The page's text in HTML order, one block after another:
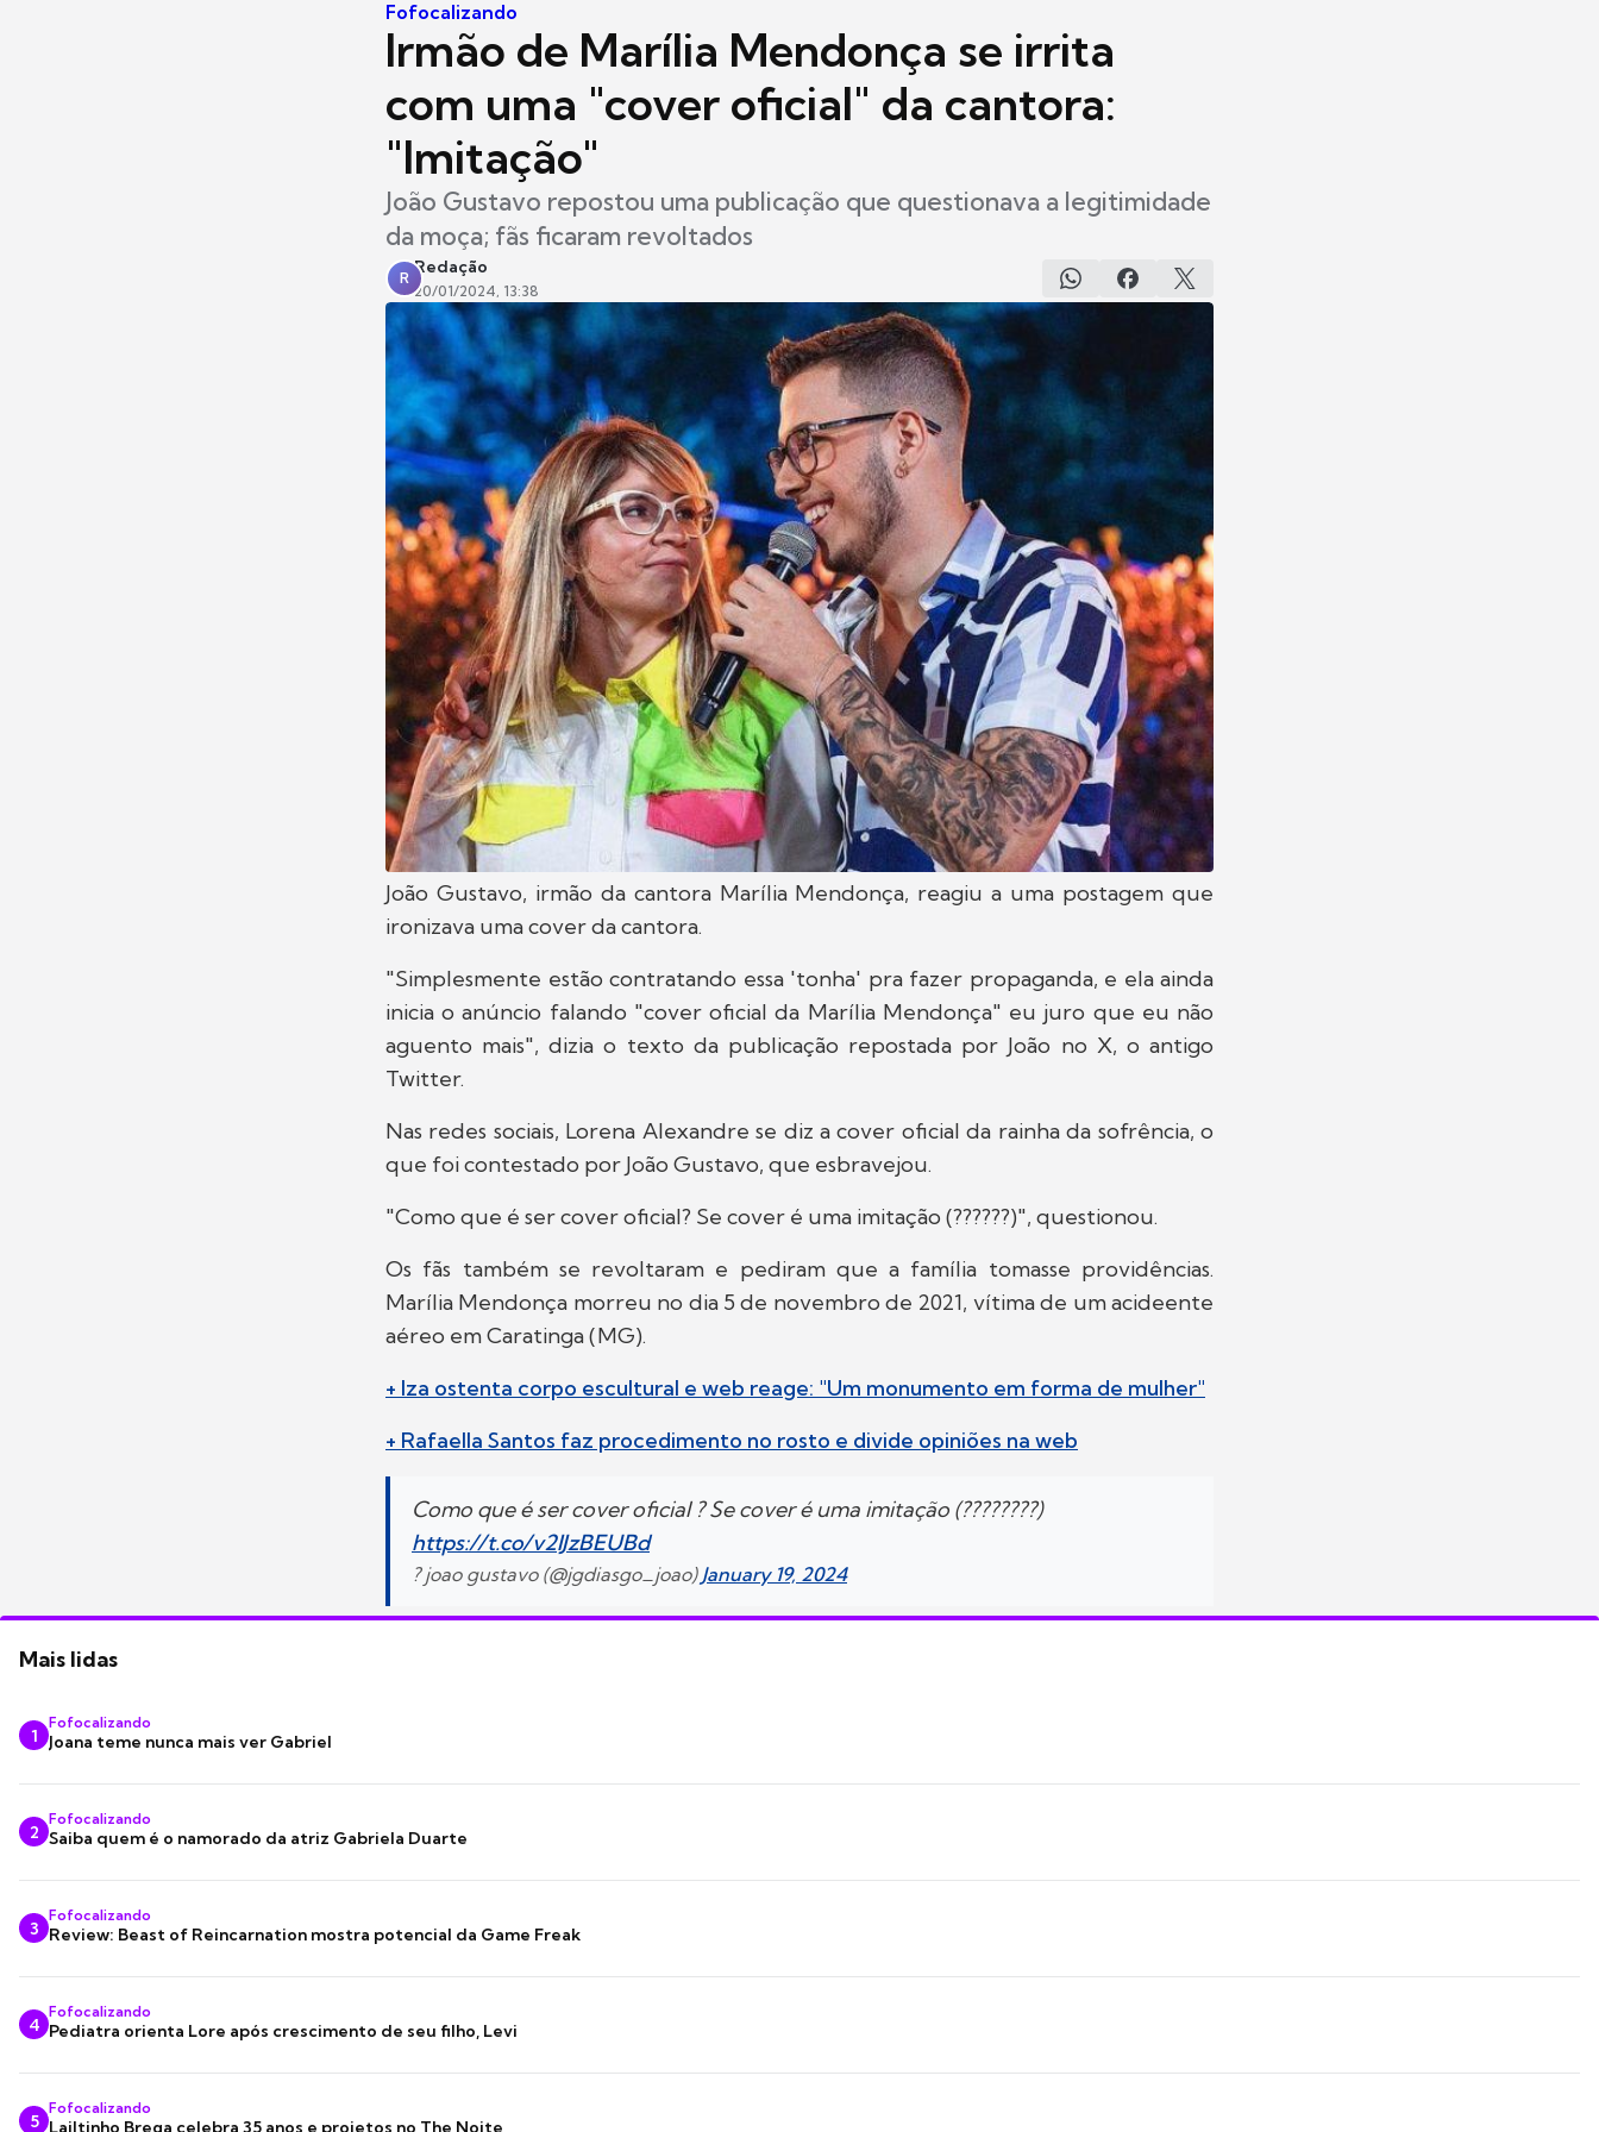
Fofocalizando
Irmão de Marília Mendonça se irrita
com uma "cover oficial" da cantora:
"Imitação"
João Gustavo repostou uma publicação que questionava a legitimidade
da moça; fãs ficaram revoltados
R
Redação
20/01/2024, 13:38
João Gustavo, irmão da cantora Marília Mendonça, reagiu a uma postagem que
ironizava uma cover da cantora.
"Simplesmente estão contratando essa 'tonha' pra fazer propaganda, e ela ainda
inicia o anúncio falando "cover oficial da Marília Mendonça" eu juro que eu não
aguento mais", dizia o texto da publicação repostada por João no X, o antigo
Twitter.
Nas redes sociais, Lorena Alexandre se diz a cover oficial da rainha da sofrência, o
que foi contestado por João Gustavo, que esbravejou.
"Como que é ser cover oficial? Se cover é uma imitação (??????)", questionou.
Os fãs também se revoltaram e pediram que a família tomasse providências.
Marília Mendonça morreu no dia 5 de novembro de 2021, vítima de um acideente
aéreo em Caratinga (MG).
+ Iza ostenta corpo escultural e web reage: "Um monumento em forma de mulher"
+ Rafaella Santos faz procedimento no rosto e divide opiniões na web
Como que é ser cover oficial ? Se cover é uma imitação (????????)
https://t.co/v2lJzBEUBd
? joao gustavo (@jgdiasgo_joao) January 19, 2024
Mais lidas
1
Fofocalizando
Joana teme nunca mais ver Gabriel
2
Fofocalizando
Saiba quem é o namorado da atriz Gabriela Duarte
3
Fofocalizando
Review: Beast of Reincarnation mostra potencial da Game Freak
4
Fofocalizando
Pediatra orienta Lore após crescimento de seu filho, Levi
5
Fofocalizando
Lailtinho Brega celebra 35 anos e projetos no The Noite